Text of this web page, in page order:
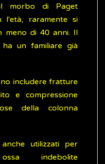
morbo di Paget
l'età, raramente si
meno di 40 anni. Il
un familiare già
includere fratture
e compressione
della colonna
utilizzati per
indebolite